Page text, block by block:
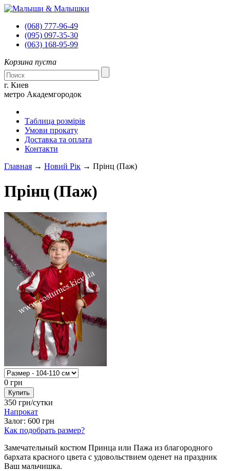
(068) 777-96-49
(095) 097-35-30
(063) 168-95-99
Корзина пуста
г. Киев
метро Академгородок
Таблица розмірів
Умови прокату
Доставка та оплата
Контакти
Главная → Новий Рік → Прінц (Паж)
Прінц (Паж)
0 грн
350 грн/сутки
Напрокат
Залог: 600 грн
Как подобрать размер?
Замечательный костюм Принца или Пажа из благородного
бархата красного цвета с удовольствием оденет на праздник
Ваш мальчишка.